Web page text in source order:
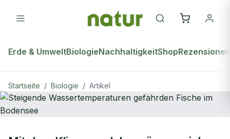
Erde & UmweltBiologieNachhaltigkeitShopRezensionen
Startseite / Biologie / Artikel
natur Plus